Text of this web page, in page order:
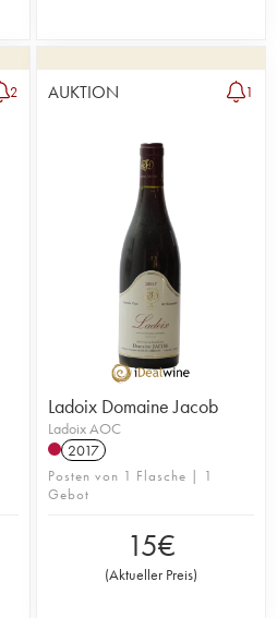
2 AUKTION 1
Ladoix Domaine Jacob
Ladoix AOC
2017
Posten von 1 Flasche | 1
Gebot
15€
(Aktueller Preis)